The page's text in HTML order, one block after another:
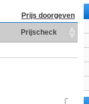
Prijs doorgeven
Prijscheck